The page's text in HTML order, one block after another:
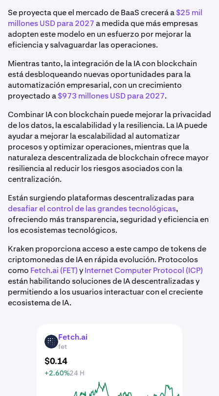
Se proyecta que el mercado de BaaS crecerá a$25 mil
millones USD para 2027a medida que más empresas
adopten este modelo en un esfuerzo por mejorar la
eficiencia y salvaguardar las operaciones.
Mientras tanto, la integración de la IA con blockchain
está desbloqueando nuevas oportunidades para la
automatización empresarial, con un crecimiento
proyectado a$973 millones USD para 2027.
Combinar IA con blockchain puede mejorar la privacidad
de los datos, la escalabilidad y la resiliencia. La IA puede
ayudar a mejorar la escalabilidad al automatizar
procesos y optimizar operaciones, mientras que la
naturaleza descentralizada de blockchain ofrece mayor
resiliencia al reducir los riesgos asociados con la
centralización.
Están surgiendo plataformas descentralizadas para
desafiar el control de las grandes tecnológicas,
ofreciendo más transparencia, seguridad y eficiencia en
los ecosistemas tecnológicos.
Kraken proporciona acceso a este campo de tokens de
criptomonedas de IA en rápida evolución. Protocolos
como Fetch.ai (FET)yInternet Computer Protocol (ICP)
están habilitando soluciones de IA descentralizadas y
permitiendo a los usuarios interactuar con el creciente
ecosistema de IA.
FET Fetch.ai
fet
$0.14
+2.60%24 H